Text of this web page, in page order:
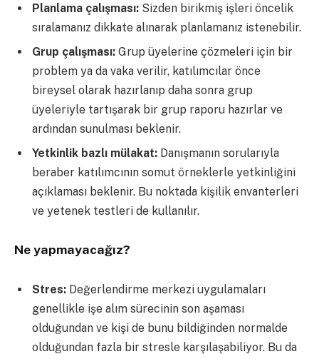
Planlama çalışması: Sizden birikmiş işleri öncelik
sıralamanız dikkate alınarak planlamanız istenebilir.
Grup çalışması: Grup üyelerine çözmeleri için bir
problem ya da vaka verilir, katılımcılar önce
bireysel olarak hazırlanıp daha sonra grup
üyeleriyle tartışarak bir grup raporu hazırlar ve
ardından sunulması beklenir.
Yetkinlik bazlı mülakat: Danışmanın sorularıyla
beraber katılımcının somut örneklerle yetkinliğini
açıklaması beklenir. Bu noktada kişilik envanterleri
ve yetenek testleri de kullanılır.
Ne yapmayacağız?
Stres: Değerlendirme merkezi uygulamaları
genellikle işe alım sürecinin son aşaması
olduğundan ve kişi de bunu bildiğinden normalde
olduğundan fazla bir stresle karşılaşabiliyor. Bu da